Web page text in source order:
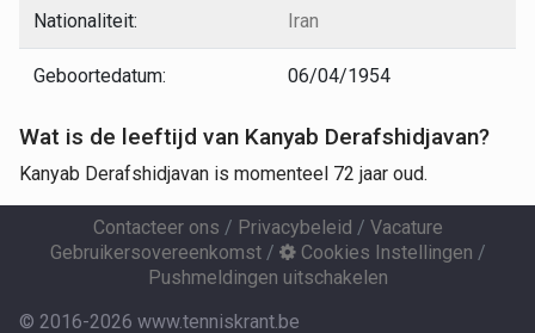
Nationaliteit: Iran
Geboortedatum: 06/04/1954
Wat is de leeftijd van Kanyab Derafshidjavan?
Kanyab Derafshidjavan is momenteel 72 jaar oud.
Contacteer ons / Privacybeleid / Vacature
Gebruikersovereenkomst/ Cookies Instellingen /
Pushmeldingen uitschakelen
© 2016-2026 www.tenniskrant.be